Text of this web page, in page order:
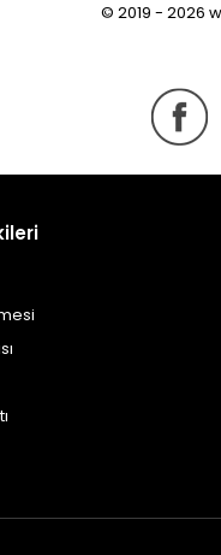
© 2019 - 2026